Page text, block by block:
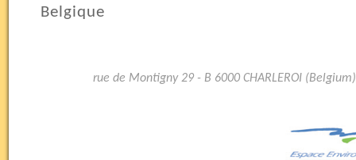
Belgique
rue de Montigny 29 - B 6000 CHARLEROI